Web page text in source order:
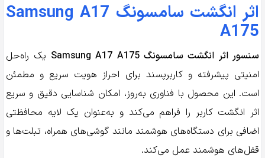
اثر انگشت سامسونگ Samsung A17
A175
سنسور اثر انگشت سامسونگ Samsung A17 A175
یک راه‌حل
امنیتی پیشرفته و کاربرپسند برای احراز هویت سریع و مطمئن
است. این محصول با فناوری به‌روز، امکان شناسایی دقیق و سریع
اثر انگشت کاربر را فراهم می‌کند و به‌عنوان یک لایه محافظتی
اضافی برای دستگاه‌های هوشمند مانند گوشی‌های همراه، تبلت‌ها و
قفل‌های هوشمند عمل می‌کند.